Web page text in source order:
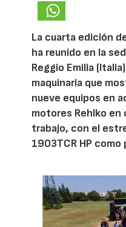
La cuarta edición
ha reunido en la
Reggio Emilia
maquinaria que
nueve equipos en
motores Rehlko en
trabajo, con el
1903TCR HP